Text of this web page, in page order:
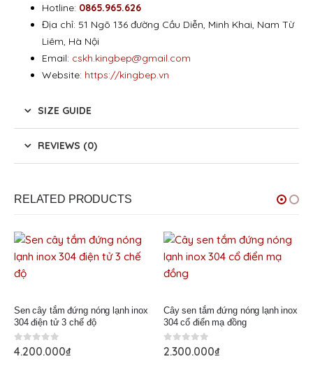
Hotline: 0865.965.626
Địa chỉ: 51 Ngõ 136 đường Cầu Diễn, Minh Khai, Nam Từ
Liêm, Hà Nội
Email: cskh.kingbep@gmail.com
Website: https://kingbep.vn
SIZE GUIDE
REVIEWS (0)
RELATED PRODUCTS
Sen cây tắm đứng nóng lạnh inox
304 điện tử 3 chế độ
0 out of 5
4.200.000₫
Cây sen tắm đứng nóng lạnh inox
304 cổ điển mạ đồng
0out of 5
2.300.000₫